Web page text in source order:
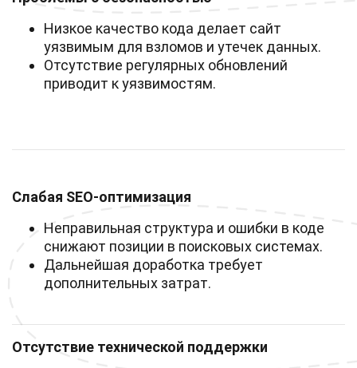
Низкое качество кода делает сайт
уязвимым для взломов и утечек данных.
Отсутствие регулярных обновлений
приводит к уязвимостям.
Слабая SEO-оптимизация
Неправильная структура и ошибки в коде
снижают позиции в поисковых системах.
Дальнейшая доработка требует
дополнительных затрат.
Отсутствие технической поддержки